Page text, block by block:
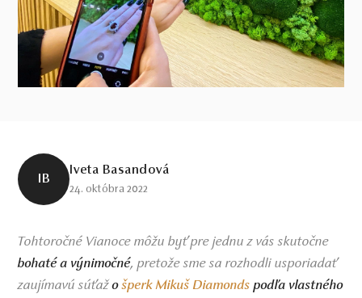
IB
Iveta Basandová
24. októbra 2022
Tohtoročné Vianoce môžu byť pre jednu z vás skutočne
bohaté a výnimočné, pretože sme sa rozhodli usporiadať
zaujímavú súťažošperk Mikuš Diamonds podľa vlastného